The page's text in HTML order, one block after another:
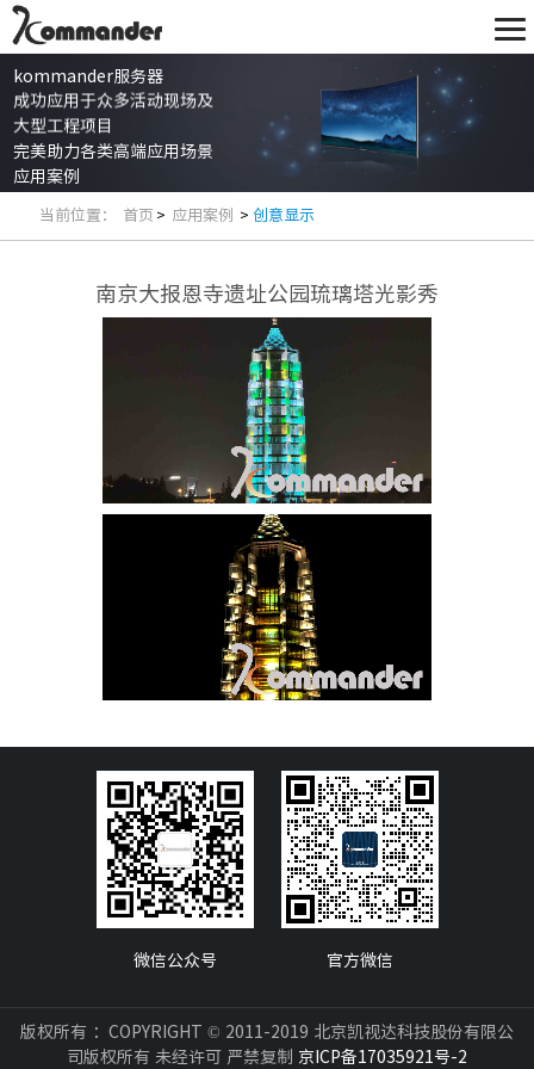
kommander服务器
成功应用于众多活动现场及
大型工程项目
完美助力各类高端应用场景
应用案例
当前位置： 首页 > 应用案例 >创意显示
南京大报恩寺遗址公园琉璃塔光影秀
微信公众号 官方微信
版权所有 ：COPYRIGHT © 2011-2019 北京凯视达科技股份有限公
司版权所有 未经许可 严禁复制 京ICP备17035921号-2